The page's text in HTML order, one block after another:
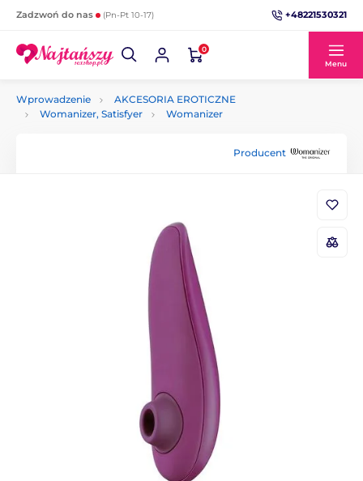
Zadzwoń do nas (Pn-Pt 10-17) +48221530321
0
Menu
Wprowadzenie
AKCESORIA EROTICZNE
Womanizer, Satisfyer
Womanizer
Producent